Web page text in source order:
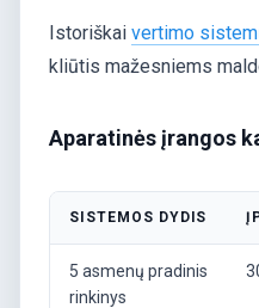
Istoriškai vertimo
kliūtis mažesniems
Aparatinės įrangos
SISTEMOS DYDIS
5 asmenų pradinis
rinkinys